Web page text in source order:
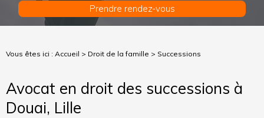
Prendre rendez-vous
Vous êtes ici : Accueil > Droit de la famille > Successions
Avocat en droit des successions à
Douai, Lille